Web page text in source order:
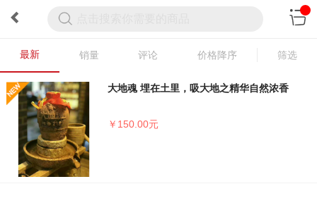
最新 销量 评论 价格降序 筛选
大地魂 埋在土里，吸大地之精华自然浓香
￥150.00元